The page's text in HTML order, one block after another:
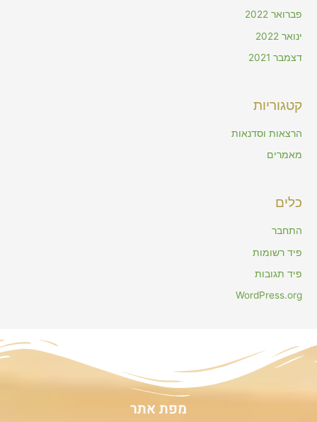
פברואר 2022
ינואר 2022
דצמבר 2021
קטגוריות
הרצאות וסדנאות
מאמרים
כלים
התחבר
פיד רשומות
פיד תגובות
WordPress.org
מפת אתר